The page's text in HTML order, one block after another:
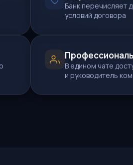
Банк перечисляет
условий договора
В едином чате
и руководитель